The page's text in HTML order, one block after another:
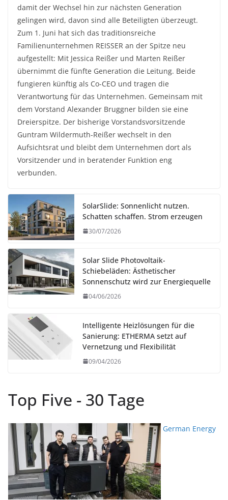
damit der Wechsel hin zur nächsten Generation
gelingen wird, davon sind alle Beteiligten überzeugt.
Zum 1. Juni hat sich das traditionsreiche
Familienunternehmen REISSER an der Spitze neu
aufgestellt: Mit Jessica Reißer und Marten Reißer
übernimmt die fünfte Generation die Leitung. Beide
fungieren künftig als Co-CEO und tragen die
Verantwortung für das Unternehmen. Gemeinsam mit
dem Vorstand Alexander Bruggner bilden sie eine
Dreierspitze. Der bisherige Vorstandsvorsitzende
Guntram Wildermuth-Reißer wechselt in den
Aufsichtsrat und bleibt dem Unternehmen dort als
Vorsitzender und in beratender Funktion eng
verbunden.
SolarSlide: Sonnenlicht nutzen.
Schatten schaffen. Strom erzeugen
30/07/2026
Solar Slide Photovoltaik-
Schiebeläden: Ästhetischer
Sonnenschutz wird zur Energiequelle
04/06/2026
Intelligente Heizlösungen für die
Sanierung: ETHERMA setzt auf
Vernetzung und Flexibilität
09/04/2026
Top Five - 30 Tage
German Energy